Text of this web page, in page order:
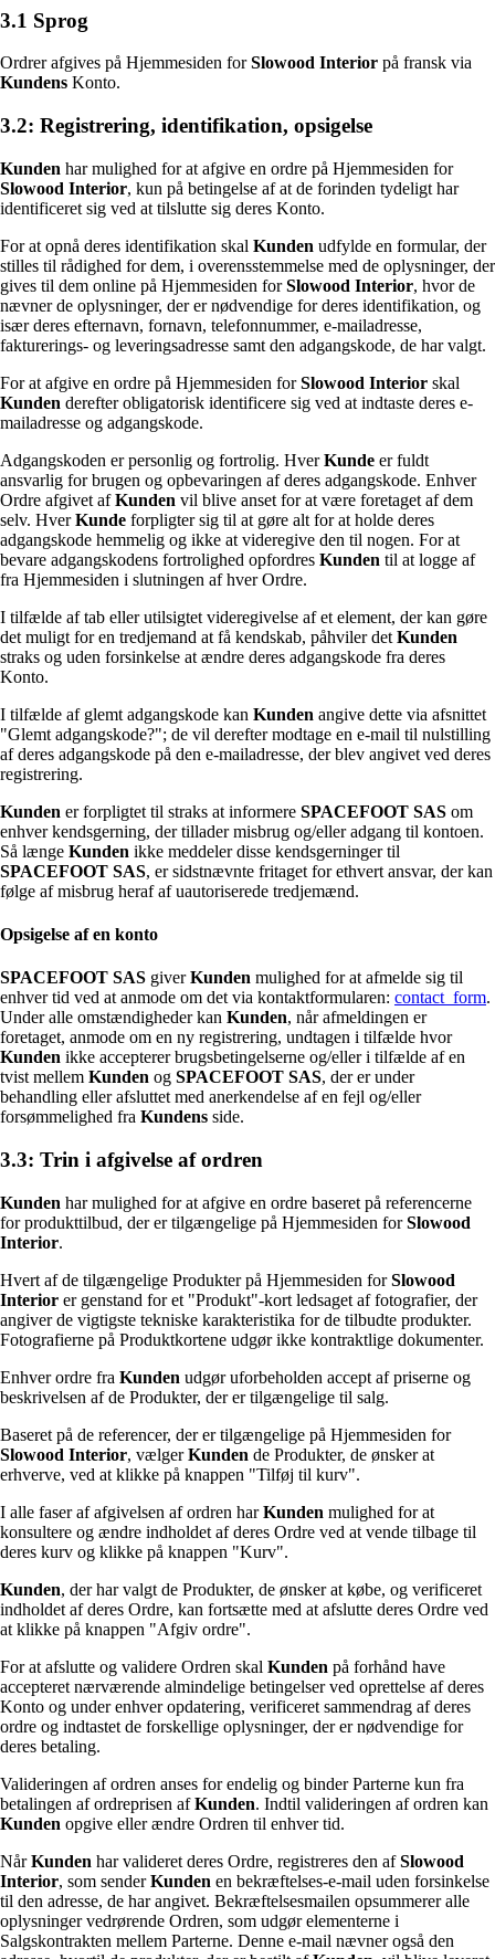
3.1 Sprog
Ordrer afgives på Hjemmesiden forSlowood Interior på fransk via
Kundens Konto.
3.2: Registrering, identifikation, opsigelse
Kunden har mulighed for at afgive en ordre på Hjemmesiden for
Slowood Interior, kun på betingelse af at de forinden tydeligt har
identificeret sig ved at tilslutte sig deres Konto.
For at opnå deres identifikation skal Kunden udfylde en formular, der
stilles til rådighed for dem, i overensstemmelse med de oplysninger, der
gives til dem online på Hjemmesiden forSlowood Interior, hvor de
nævner de oplysninger, der er nødvendige for deres identifikation, og
især deres efternavn, fornavn, telefonnummer, e-mailadresse,
fakturerings- og leveringsadresse samt den adgangskode, de har valgt.
For at afgive en ordre på Hjemmesiden forSlowood Interior skal
Kunden derefter obligatorisk identificere sig ved at indtaste deres e-
mailadresse og adgangskode.
Adgangskoden er personlig og fortrolig. HverKunde er fuldt
ansvarlig for brugen og opbevaringen af deres adgangskode. Enhver
Ordre afgivet afKunden vil blive anset for at være foretaget af dem
selv. HverKunde forpligter sig til at gøre alt for at holde deres
adgangskode hemmelig og ikke at videregive den til nogen. For at
bevare adgangskodens fortrolighed opfordres Kunden til at logge af
fra Hjemmesiden i slutningen af hver Ordre.
I tilfælde af tab eller utilsigtet videregivelse af et element, der kan gøre
det muligt for en tredjemand at få kendskab, påhviler det Kunden
straks og uden forsinkelse at ændre deres adgangskode fra deres
Konto.
I tilfælde af glemt adgangskode kan Kunden angive dette via afsnittet
"Glemt adgangskode?"; de vil derefter modtage en e-mail til nulstilling
af deres adgangskode på den e-mailadresse, der blev angivet ved deres
registrering.
Kunden er forpligtet til straks at informere SPACEFOOT SAS om
enhver kendsgerning, der tillader misbrug og/eller adgang til kontoen.
Så længe Kunden ikke meddeler disse kendsgerninger til
SPACEFOOT SAS, er sidstnævnte fritaget for ethvert ansvar, der kan
følge af misbrug heraf af uautoriserede tredjemænd.
Opsigelse af en konto
SPACEFOOT SAS giverKunden mulighed for at afmelde sig til
enhver tid ved at anmode om det via kontaktformularen: contact_form.
Under alle omstændigheder kan Kunden, når afmeldingen er
foretaget, anmode om en ny registrering, undtagen i tilfælde hvor
Kunden ikke accepterer brugsbetingelserne og/eller i tilfælde af en
tvist mellem Kunden og SPACEFOOT SAS, der er under
behandling eller afsluttet med anerkendelse af en fejl og/eller
forsømmelighed fra Kundens side.
3.3: Trin i afgivelse af ordren
Kunden har mulighed for at afgive en ordre baseret på referencerne
for produkttilbud, der er tilgængelige på Hjemmesiden forSlowood
Interior.
Hvert af de tilgængelige Produkter på Hjemmesiden forSlowood
Interior er genstand for et "Produkt"-kort ledsaget af fotografier, der
angiver de vigtigste tekniske karakteristika for de tilbudte produkter.
Fotografierne på Produktkortene udgør ikke kontraktlige dokumenter.
Enhver ordre fra Kunden udgør uforbeholden accept af priserne og
beskrivelsen af de Produkter, der er tilgængelige til salg.
Baseret på de referencer, der er tilgængelige på Hjemmesiden for
Slowood Interior, vælgerKunden de Produkter, de ønsker at
erhverve, ved at klikke på knappen "Tilføj til kurv".
I alle faser af afgivelsen af ordren harKunden mulighed for at
konsultere og ændre indholdet af deres Ordre ved at vende tilbage til
deres kurv og klikke på knappen "Kurv".
Kunden, der har valgt de Produkter, de ønsker at købe, og verificeret
indholdet af deres Ordre, kan fortsætte med at afslutte deres Ordre ved
at klikke på knappen "Afgiv ordre".
For at afslutte og validere Ordren skal Kunden på forhånd have
accepteret nærværende almindelige betingelser ved oprettelse af deres
Konto og under enhver opdatering, verificeret sammendrag af deres
ordre og indtastet de forskellige oplysninger, der er nødvendige for
deres betaling.
Valideringen af ordren anses for endelig og binder Parterne kun fra
betalingen af ordreprisen afKunden. Indtil valideringen af ordren kan
Kunden opgive eller ændre Ordren til enhver tid.
NårKunden har valideret deres Ordre, registreres den afSlowood
Interior, som senderKunden en bekræftelses-e-mail uden forsinkelse
til den adresse, de har angivet. Bekræftelsesmailen opsummerer alle
oplysninger vedrørende Ordren, som udgør elementerne i
Salgskontrakten mellem Parterne. Denne e-mail nævner også den